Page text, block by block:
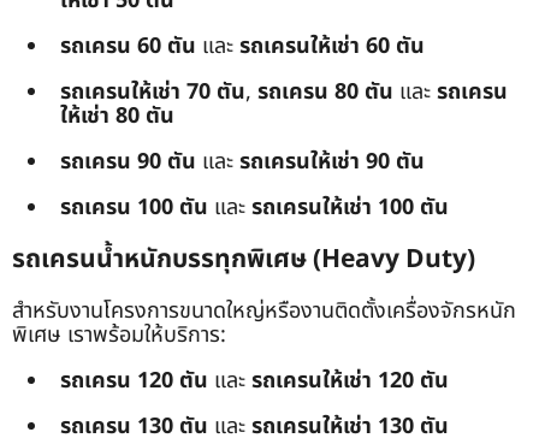
รถเครน 60 ตัน และรถเครนให้เช่า 60 ตัน
รถเครนให้เช่า 70 ตัน, รถเครน 80 ตัน และรถเครน
ให้เช่า 80 ตัน
รถเครน 90 ตัน และรถเครนให้เช่า 90 ตัน
รถเครน 100 ตัน และรถเครนให้เช่า 100 ตัน
รถเครนน้ำหนักบรรทุกพิเศษ (Heavy Duty)
สำหรับงานโครงการขนาดใหญ่หรืองานติดตั้งเครื่องจักรหนัก
พิเศษ เราพร้อมให้บริการ:
รถเครน 120 ตัน และรถเครนให้เช่า 120 ตัน
รถเครน 130 ตัน และรถเครนให้เช่า 130 ตัน